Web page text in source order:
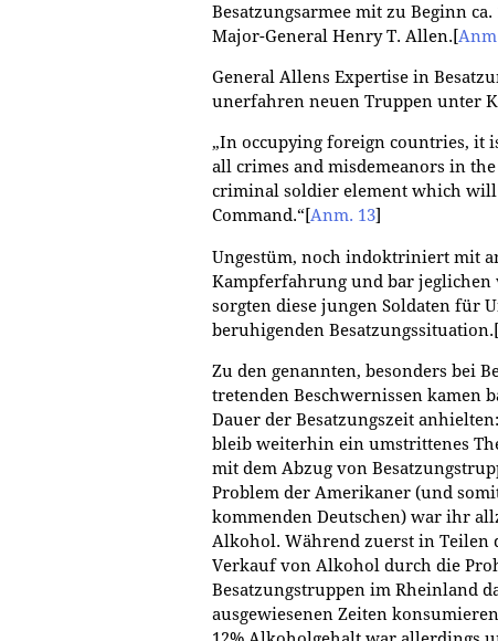
Besatzungsarmee mit zu Beginn
Major-General Henry T. Allen. [
General Allens Expertise in
unerfahren neuen Truppen unter
„In occupying foreign countries, it
all crimes and misdemeanors in
criminal soldier element which
Command.“ Anm. 13
Ungestüm, noch indoktriniert mit
Kampferfahrung und bar jeglichen
sorgten diese jungen Soldaten für
beruhigenden Besatzungssituation. [
Zu den genannten, besonders bei
tretenden Beschwernissen kamen
Dauer der Besatzungszeit
bleib weiterhin ein umstrittenes
mit dem Abzug von
Problem der Amerikaner (und
kommenden Deutschen) war ihr
Alkohol. Während zuerst in Teilen
Verkauf von Alkohol durch die
Besatzungstruppen im Rheinland
ausgewiesenen Zeiten